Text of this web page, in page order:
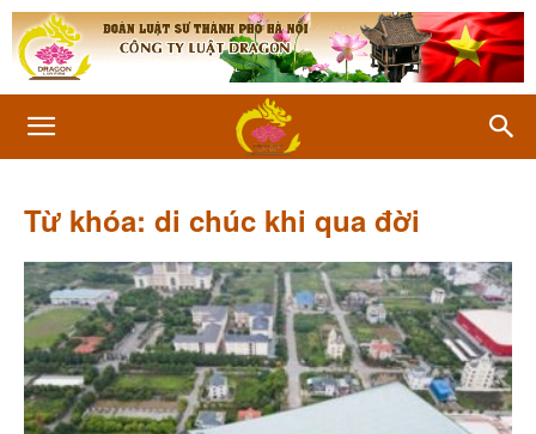
Từ khóa: di chúc khi qua đời